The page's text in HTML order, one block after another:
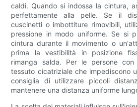
caldi. Quando si indossa la cintura,
perfettamente alla pelle. Se il
cuscinetti o imbottiture rimovibili,
pressione in modo uniforme. Se si
cintura durante il movimento o
prima la vestibilità in posizione
rimanga salda. Per le persone
tessuto cicatriziale che impediscono
consiglia di utilizzare piccoli
mantenere una distanza uniforme